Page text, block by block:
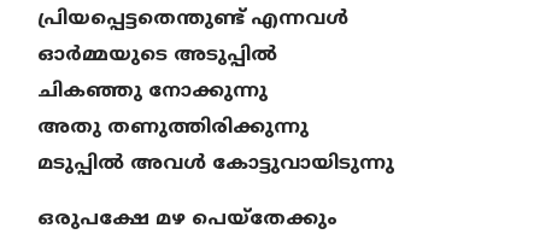
പ്രിയപ്പെട്ടതെന്തുണ്ട് എന്നവൾ
ഓർമ്മയുടെ അടുപ്പിൽ
ചികഞ്ഞു നോക്കുന്നു
അതു തണുത്തിരിക്കുന്നു
മടുപ്പിൽ അവൾ കോട്ടുവായിടുന്നു
ഒരുപക്ഷേ മഴ പെയ്തേക്കും